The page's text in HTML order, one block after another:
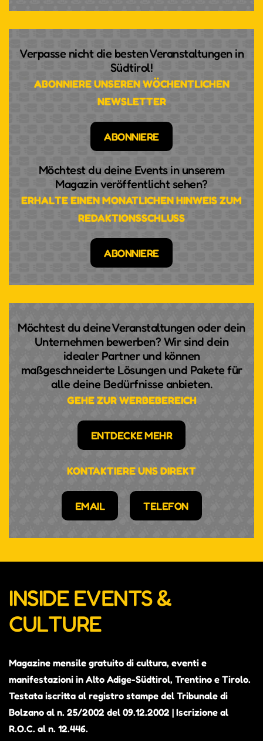
Verpasse nicht die besten Veranstaltungen in
Südtirol!
ABONNIERE UNSEREN WÖCHENTLICHEN
NEWSLETTER
ABONNIERE
Möchtest du deine Events in unserem
Magazin veröffentlicht sehen?
ERHALTE EINEN MONATLICHEN HINWEIS ZUM
REDAKTIONSSCHLUSS
ABONNIERE
Möchtest du deine Veranstaltungen oder dein
Unternehmen bewerben? Wir sind dein
idealer Partner und können
maßgeschneiderte Lösungen und Pakete für
alle deine Bedürfnisse anbieten.
GEHE ZUR WERBEBEREICH
ENTDECKE MEHR
KONTAKTIERE UNS DIREKT
EMAIL TELEFON
INSIDE EVENTS &
CULTURE
Magazine mensile gratuito di cultura, eventi e
manifestazioni in Alto Adige-Südtirol, Trentino e Tirolo.
Testata iscritta al registro stampe del Tribunale di
Bolzano al n. 25/2002 del 09.12.2002 | Iscrizione al
R.O.C. al n. 12.446.